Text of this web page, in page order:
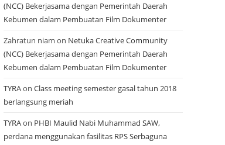
(NCC) Bekerjasama dengan Pemerintah Daerah
Kebumen dalam Pembuatan Film Dokumenter
Zahratun niam on Netuka Creative Community
(NCC) Bekerjasama dengan Pemerintah Daerah
Kebumen dalam Pembuatan Film Dokumenter
TYRAon Class meeting semester gasal tahun 2018
berlangsung meriah
TYRAon PHBI Maulid Nabi Muhammad SAW,
perdana menggunakan fasilitas RPS Serbaguna